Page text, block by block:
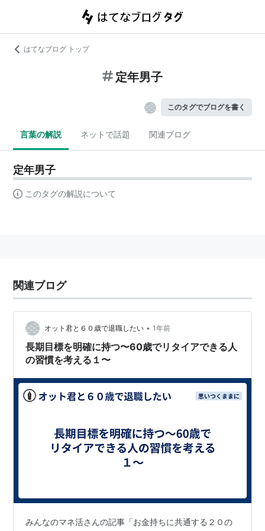
はてなブログ トップ
定年男子
このタグでブログを書く
言葉の解説 ネットで話題 関連ブログ
定年男子
このタグの解説について
関連ブログ
オット君と６０歳で退職したい • 1年前
長期目標を明確に持つ〜60歳でリタイアできる人
の習慣を考える１〜
みんなのマネ活さんの記事「お金持ちに共通する２０の